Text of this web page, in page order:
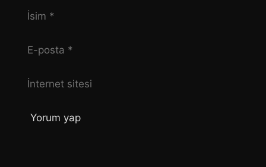
İsim
posta
İnternet
sitesi